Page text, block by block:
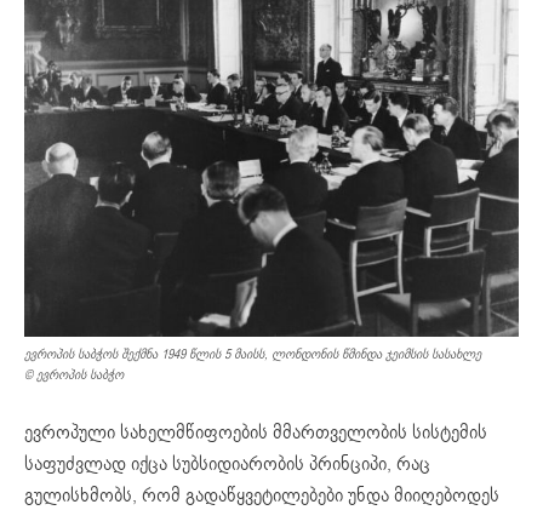
ევროპის საბჭოს შექმნა 1949 წლის 5 მაისს, ლონდონის წმინდა ჯეიმსის სასახლე
© ევროპის საბჭო
ევროპული სახელმწიფოების მმართველობის სისტემის
საფუძვლად იქცა სუბსიდიარობის პრინციპი, რაც
გულისხმობს, რომ გადაწყვეტილებები უნდა მიიღებოდეს